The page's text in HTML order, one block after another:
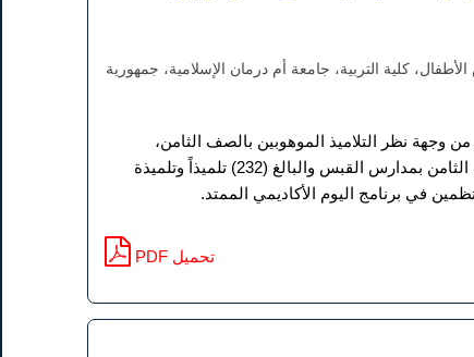
كلية التربية، جامعة أم درمان الإسلامية، جمهورية
وجهة نظر التلاميذ الموهوبين بالصف الثامن،
استخدمت المنهج الوصفي وتكون مجتمعها من جميع التلاميذ المصنفين ضمن الموهوبين بالصف الثامن بمدارس القبس والبالغ (232) تلميذاً وتلميذة
PDF تحميل